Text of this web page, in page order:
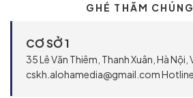
GHÉ THĂM
CƠ SỞ 1
35 Lê Văn Thiêm, Thanh Xuân, Hà Nội,
cskh.alohamedia@gmail.com